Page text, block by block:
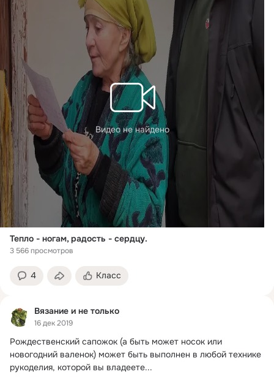
Видео не найдено
Тепло - ногам, радость - сердцу.
3 566 просмотров
4 Класс
Вязание и не только
16 дек 2019
Рождественский сапожок (а быть может носок или
новогодний валенок) может быть выполнен в любой технике
рукоделия, которой вы владеете...